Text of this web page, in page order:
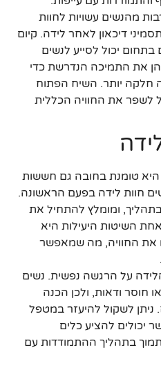
מהנשים עשויות לחוות
דיכאון לאחר לידה. קיום
יכול לסייע לנשים
את התמיכה הנדרשת כדי
חלקה יותר. השיח הפתוח
לשפר את החוויה הכללית
היא טומנת בחובה גם חששות
חוות לידה בפעם הראשונה.
ומומלץ להתחיל את
השיטות היעילות היא
את החוויה, מה שמאפשר
על הרגשה נפשית. נשים
חוסר ודאות, ולכן הכנה
לשקול להיעזר במטפל
יכולים להציע כלים
בתהליך ההתמודדות עם